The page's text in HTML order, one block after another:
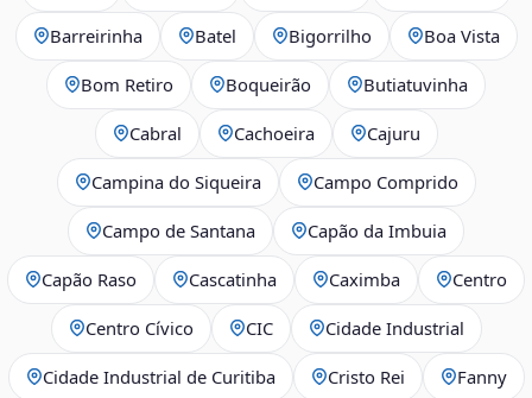
Barreirinha Batel Bigorrilho Boa Vista
Bom Retiro Boqueirão Butiatuvinha
Cabral Cachoeira Cajuru
Campina do Siqueira Campo Comprido
Campo de Santana Capão da Imbuia
Capão Raso Cascatinha Caximba Centro
Centro Cívico CIC Cidade Industrial
Cidade Industrial de Curitiba Cristo Rei Fanny